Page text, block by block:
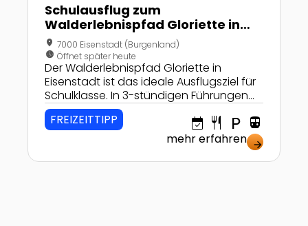
Schulausflug zum
Walderlebnispfad Gloriette in
Eisenstadt
location_on 7000 Eisenstadt (Burgenland)
nest_clock_farsight_analog Öffnet später heute
Der Walderlebnispfad Gloriette in
Eisenstadt ist das ideale Ausflugsziel für
Schulklasse. In 3-stündigen Führungen
erleben die Kinder die Natur hautnah!
FREIZEITTIPP event_available restaurant local_parking directions_transit
mehr erfahren arrow_forward